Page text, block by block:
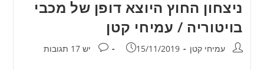
ניצחון החוץ היוצא דופן של מכבי
בויטוריה / עמיחי קטן
מחבר:עמיחי קטן פורסם:
15/11/2019 תגובות:
יש 17 תגובות